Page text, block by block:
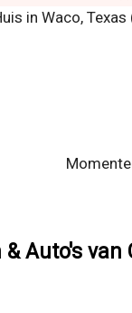
in Waco,
& Auto's van